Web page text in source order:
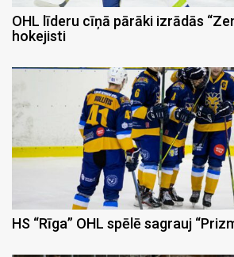
OHL līderu cīņā pārāki izrādās
hokejisti
HS “Rīga” OHL spēlē sagrauj